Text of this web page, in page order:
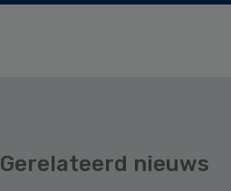
Gerelateerd nieuws